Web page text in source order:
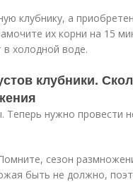
клубнику, а
их корни на 15
холодной воде.
клубники.
нужно провести
сезон
быть не должно,